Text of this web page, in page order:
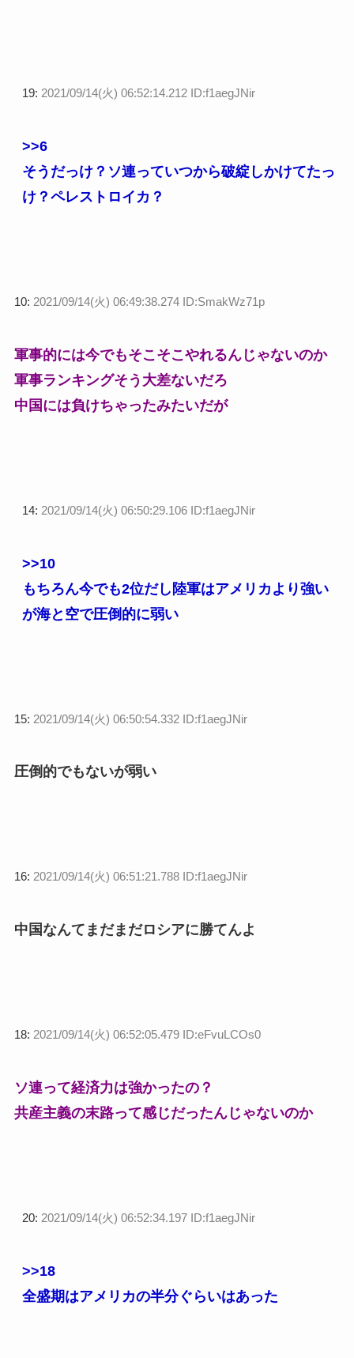
19: 2021/09/14(火) 06:52:14.212 ID:f1aegJNir
>>6
そうだっけ？ソ連っていつから破綻しかけてたっ
け？ペレストロイカ？
10: 2021/09/14(火) 06:49:38.274 ID:SmakWz71p
軍事的には今でもそこそこやれるんじゃないのか
軍事ランキングそう大差ないだろ
中国には負けちゃったみたいだが
14: 2021/09/14(火) 06:50:29.106 ID:f1aegJNir
>>10
もちろん今でも2位だし陸軍はアメリカより強い
が海と空で圧倒的に弱い
15: 2021/09/14(火) 06:50:54.332 ID:f1aegJNir
圧倒的でもないが弱い
16: 2021/09/14(火) 06:51:21.788 ID:f1aegJNir
中国なんてまだまだロシアに勝てんよ
18: 2021/09/14(火) 06:52:05.479 ID:eFvuLCOs0
ソ連って経済力は強かったの？
共産主義の末路って感じだったんじゃないのか
20: 2021/09/14(火) 06:52:34.197 ID:f1aegJNir
>>18
全盛期はアメリカの半分ぐらいはあった